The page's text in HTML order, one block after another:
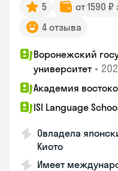
5 от 1590
4 отзыва
Воронежский
университет •
Академия
ISI Language
Овладела
Киото
Имеет